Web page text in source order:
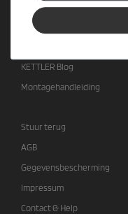
Contact
Over ons
KETTLER Blog
Montagehandleiding
Stuur terug
AGB
Gegevensbescherming
Impressum
Contact & Help